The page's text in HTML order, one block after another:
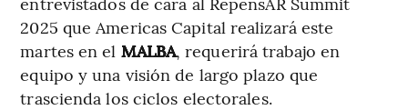
2025 que Americas Capital realizará este
martes en el MALBA, requerirá trabajo en
equipo y una visión de largo plazo que
trascienda los ciclos electorales.